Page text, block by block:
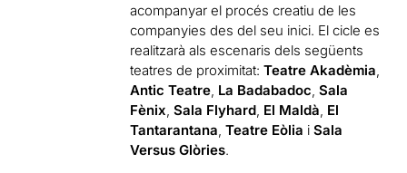
acompanyar el procés creatiu de les
companyies des del seu inici. El cicle es
realitzarà als escenaris dels següents
teatres de proximitat:Teatre Akadèmia
Antic Teatre La Badabadoc Sala
Fènix Sala Flyhard El Maldà El
Tantarantana Teatre Eòlia i Sala
Versus Glòries.